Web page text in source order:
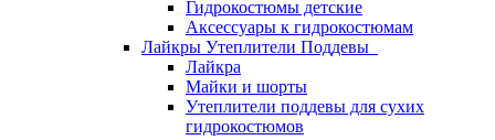
Гидрокостюмы детские
Аксессуары к гидрокостюмам
Лайкры Утеплители Поддевы
Лайкра
Майки и шорты
Утеплители поддевы для сухих
гидрокостюмов